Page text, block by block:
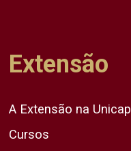
Extensão
A Extensão na Unicap
Cursos